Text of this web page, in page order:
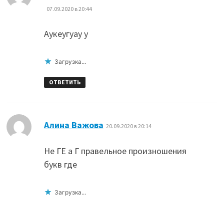
07.09.2020 в 20:44
Аукеугуау у
Загрузка...
ОТВЕТИТЬ
Алина Важова 20.09.2020 в 20:14
Не ГЕ а Г правельное произношения
букв где
Загрузка...